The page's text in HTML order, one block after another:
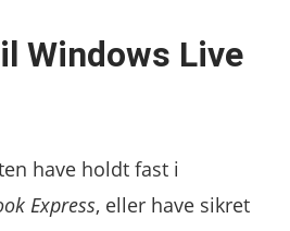
Windows Live
have holdt fast i
Express, eller have sikret